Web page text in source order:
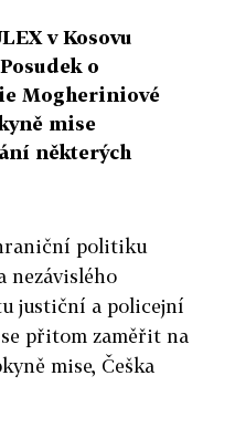
v Kosovu
o
Mogheriniové
mise
některých
politiku
nezávislého
justiční a policejní
přitom zaměřit na
mise, Češka